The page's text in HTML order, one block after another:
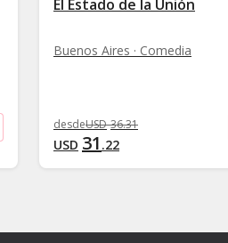
El Estado de la Unión
Buenos Aires · Comedia
desdeUSD 36.31
USD 31 .22